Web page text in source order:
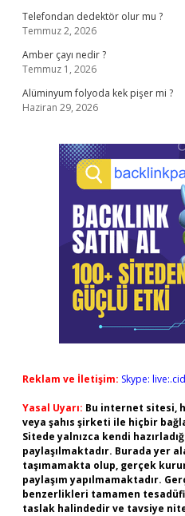
Telefondan dedektör olur mu ?
Temmuz 2, 2026
Amber çayı nedir ?
Temmuz 1, 2026
Alüminyum folyoda kek pişer mi ?
Haziran 29, 2026
Reklam ve İletişim: Skype:
Yasal Uyarı: Bu internet sitesi,
veya şahıs şirketi ile hiçbir
Sitede yalnızca kendi
paylaşılmaktadır. Burada yer
taşımamakta olup, gerçek
paylaşım yapılmamaktadır.
benzerlikleri tamamen
taslak halindedir ve tavsiye